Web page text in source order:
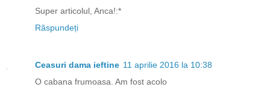
Super articolul, Anca!:*
Răspundeți
Ceasuri dama ieftine 11 aprilie 2016 la 10:38
O cabana frumoasa. Am fost acolo